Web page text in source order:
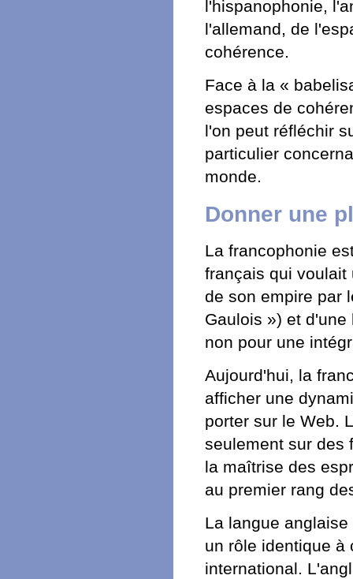
l'hispanophonie,
l'allemand, de
cohérence.
Face à la «
espaces de
l'on peut réfléchir
particulier
monde.
Donner une
La francophonie
français qui
de son empire par
Gaulois ») et
non pour une
Aujourd'hui, la
afficher une
porter sur le Web.
seulement sur des
la maîtrise des
au premier rang
La langue
un rôle identique à
international.